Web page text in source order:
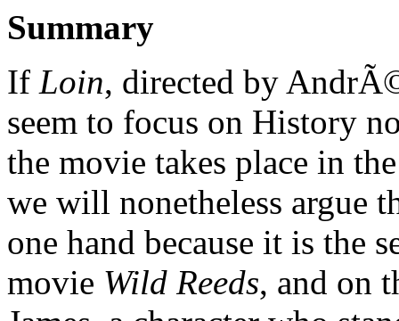
Summary
If Loin, directed by
seem to focus on History
the movie takes place in
we will nonetheless argue
one hand because it is the
movie Wild Reeds, and on